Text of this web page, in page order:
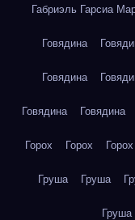
Габриэль Гарсиа
Говядина
Говядина
Говядина Говядина
Горох Горох Горох
Груша Груша
Груша